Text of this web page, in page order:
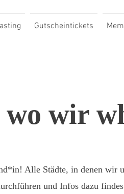
Gutscheintickets
wo wir
Alle Städte, in denen wir
und Infos dazu